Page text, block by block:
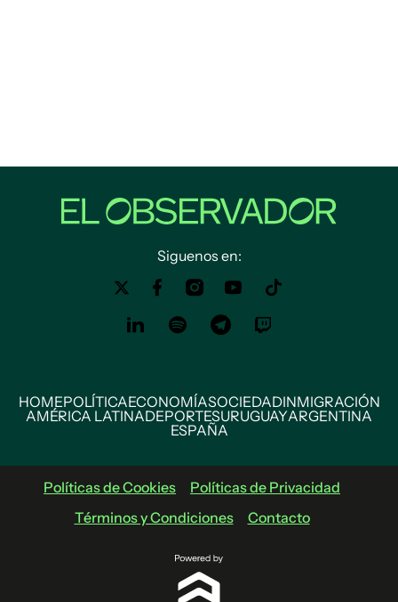
Siguenos en:
HOMEPOLÍTICAECONOMÍASOCIEDADINMIGRACIÓN
AMÉRICA LATINADEPORTESURUGUAYARGENTINA
ESPAÑA
Políticas de Cookies
Políticas de Privacidad
Términos y Condiciones
Contacto